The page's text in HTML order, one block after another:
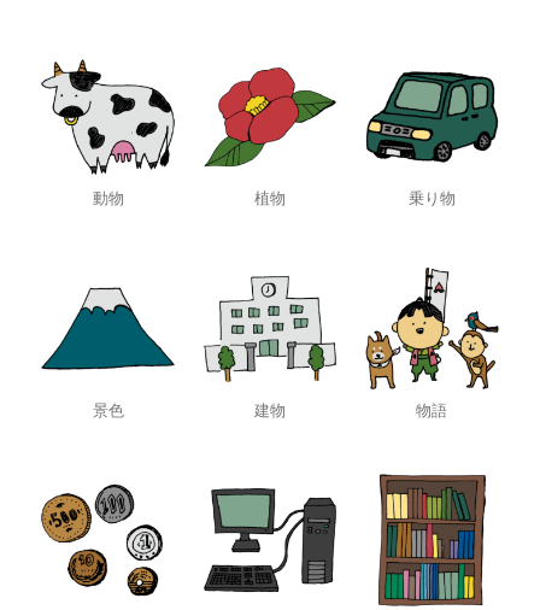
動物 植物 乗り物
景色 建物 物語